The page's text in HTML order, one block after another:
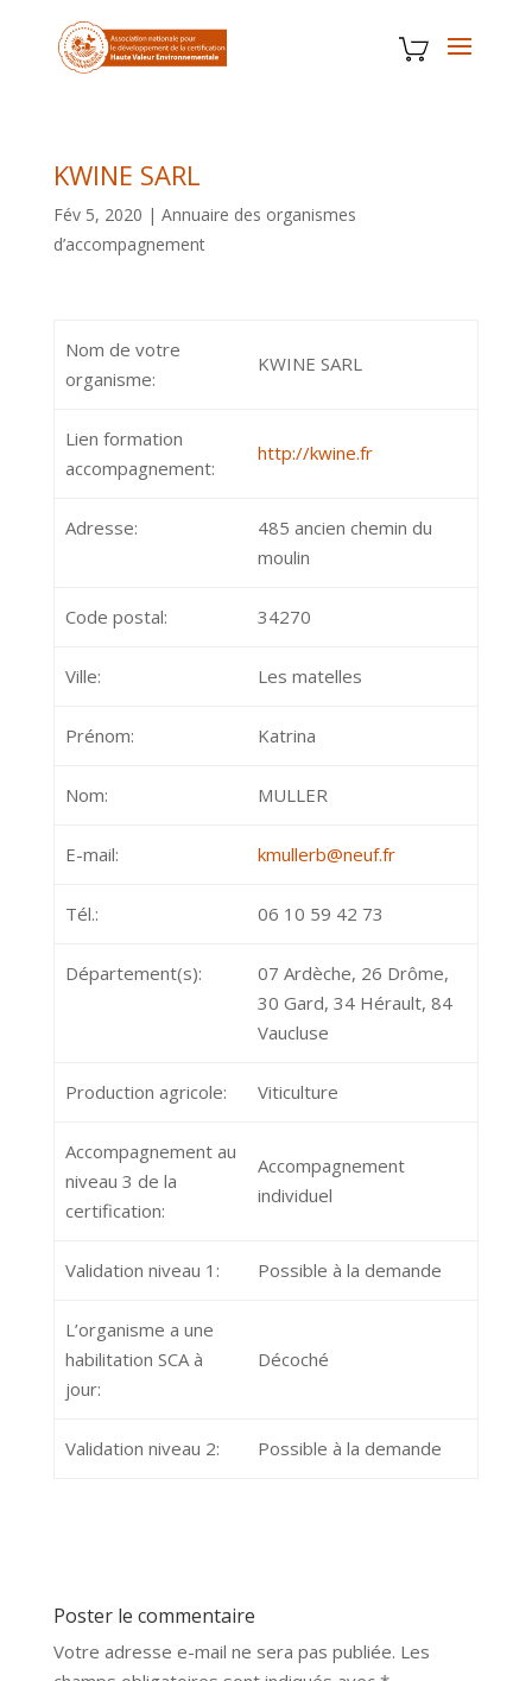
KWINE SARL
Fév 5, 2020 | Annuaire des organismes
d’accompagnement
Nom de votre
organisme:
KWINE SARL
Lien formation
accompagnement:
http://kwine.fr
Adresse:
485 ancien chemin du
moulin
Code postal: 34270
Ville: Les matelles
Prénom: Katrina
Nom: MULLER
E-mail: kmullerb@neuf.fr
Tél.: 06 10 59 42 73
Département(s):
07 Ardèche, 26 Drôme,
30 Gard, 34 Hérault, 84
Vaucluse
Production agricole: Viticulture
Accompagnement au
niveau 3 de la
certification:
Accompagnement
individuel
Validation niveau 1: Possible à la demande
L’organisme a une
habilitation SCA à
jour:
Décoché
Validation niveau 2: Possible à la demande
Poster le commentaire
Votre adresse e-mail ne sera pas publiée. Les